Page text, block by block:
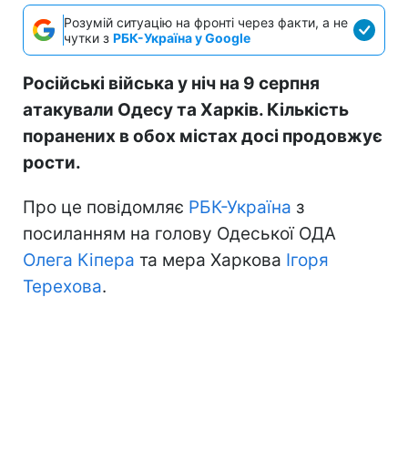
Розумій ситуацію на фронті через факти, а не
чутки з РБК-Україна у Google
Російські війська у ніч на 9 серпня
атакували Одесу та Харків. Кількість
поранених в обох містах досі продовжує
рости.
Про це повідомляє РБК-Україна з
посиланням на голову Одеської ОДА
Олега Кіпера та мера Харкова Ігоря
Терехова.